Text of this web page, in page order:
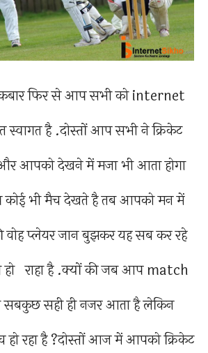
फिर से आप सभी को internet
है .दोस्तों आप सभी ने क्रिकेट
आपको देखने में मजा भी आता होगा
भी मैच देखते है तब आपको मन में
वोह प्लेयर जान बुझकर यह सब कर रहे
हो राहा है .क्यों की जब आप match
सही ही नजर आता है लेकिन
हो रहा है ?दोस्तों आज में आपको क्रिकेट